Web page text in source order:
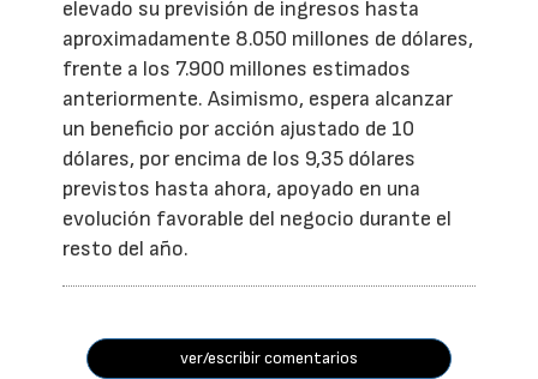
elevado su previsión de ingresos hasta
aproximadamente 8.050 millones de dólares,
frente a los 7.900 millones estimados
anteriormente. Asimismo, espera alcanzar
un beneficio por acción ajustado de 10
dólares, por encima de los 9,35 dólares
previstos hasta ahora, apoyado en una
evolución favorable del negocio durante el
resto del año.
ver/escribir comentarios